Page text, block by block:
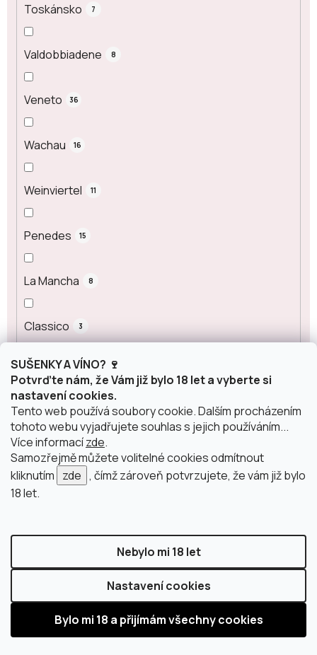
SUŠENKY A VÍNO? 🍷
Potvrďte nám, že Vám již bylo 18 let a vyberte si
nastavení cookies.
Tento web používá soubory cookie. Dalším procházením
tohoto webu vyjadřujete souhlas s jejich používáním...
Více informacízde.
Samozřejmě můžete volitelné cookies odmítnout
kliknutím zde , čímž zároveň potvrzujete, že vám již bylo
18 let.
Nebylo mi 18 let
Nastavení cookies
Toskánsko 7
Valdobbiadene 8
Veneto 36
Wachau 16
Weinviertel 11
Penedes 15
La Mancha 8
Classico 3
Carinena 2
Sicílie 1
Alsasko 2
Corpinnat 2